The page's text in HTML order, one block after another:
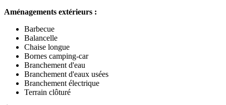
Aménagements extérieurs :
Barbecue
Balancelle
Chaise longue
Bornes camping-car
Branchement d'eau
Branchement d'eaux usées
Branchement électrique
Terrain clôturé